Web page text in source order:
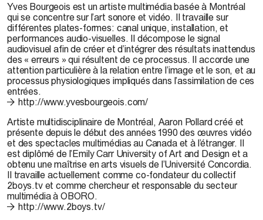
Yves Bourgeois est un artiste multimédia basée à Montréal
qui se concentre sur ​​l’art sonore et vidéo. Il travaille sur
différentes plates-formes: canal unique, installation, et
performances audio-visuelles. Il décompose le signal
audiovisuel afin de créer et d’intégrer des résultats inattendus
des « erreurs » qui résultent de ce processus. Il accorde une
attention particulière à la relation entre l’image et le son, et au
processus physiologiques impliqués dans l’assimilation de ces
entrées.
http://www.yvesbourgeois.com/
Artiste multidisciplinaire de Montréal, Aaron Pollardcréé et
présente depuis le début des années 1990 des œuvres vidéo
et des spectacles multimédias au Canada et à l’étranger. Il
est diplômé de l’Emily Carr University of Art and Design et a
obtenu une maîtrise en arts visuels de l’Université Concordia.
Il travaille actuellement comme co-fondateur du collectif
2boys.tv et comme chercheur et responsable du secteur
multimédia à OBORO.
http://www.2boys.tv/